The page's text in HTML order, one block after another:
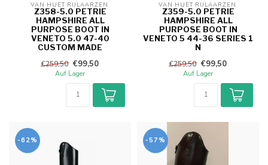
VAN HUET RIJLAARZEN
Z358-5.0 PETRIE
HAMPSHIRE ALL
PURPOSE BOOT IN
VENETO 5.0 47-40
CUSTOM MADE
€259,50 €99,50
Auf Lager
VAN HUET RIJLAARZEN
Z359-5.0 PETRIE
HAMPSHIRE ALL
PURPOSE BOOT IN
VENETO 5 44-36 SERIES 1
N
€259,50 €99,50
Auf Lager
-62% -57%